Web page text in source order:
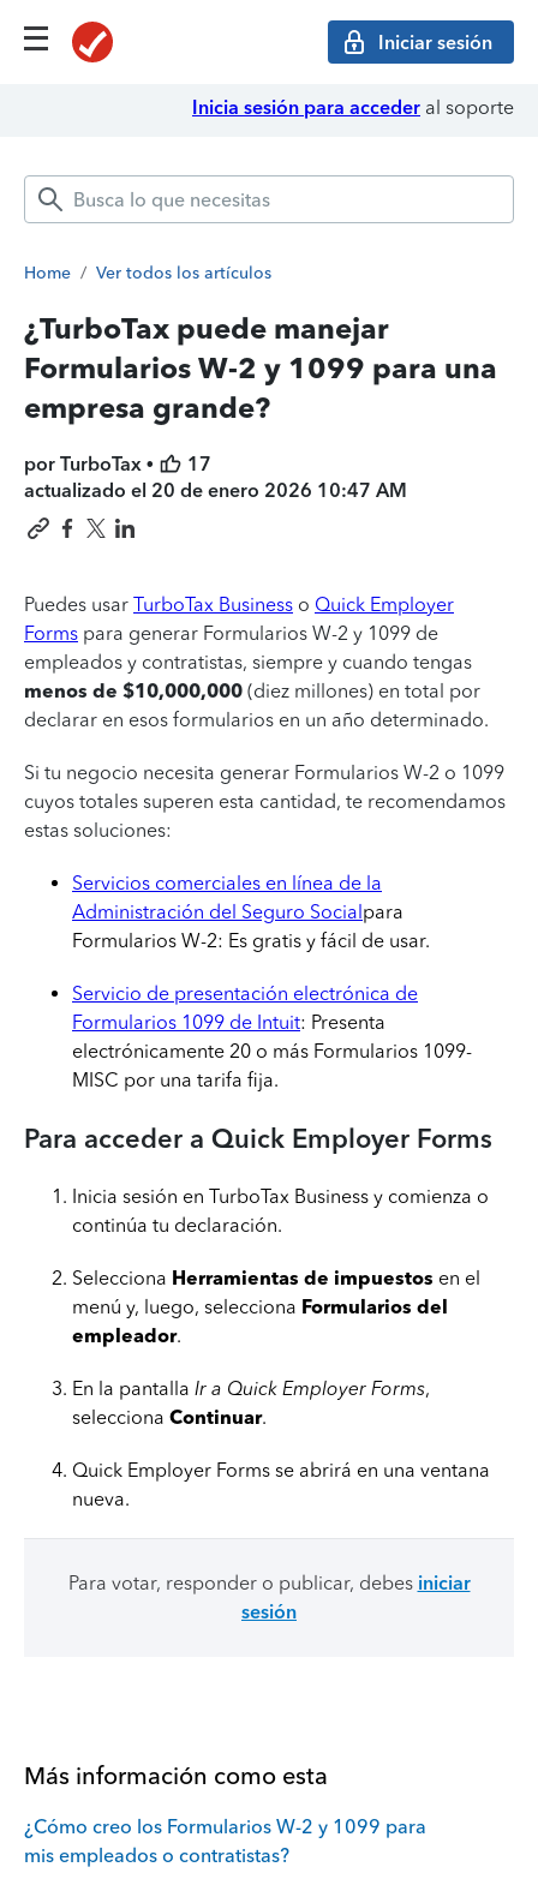
Iniciar sesión
Inicia sesión para acceder al soporte
Home / Ver todos los artículos
¿TurboTax puede manejar
Formularios W-2 y 1099 para una
empresa grande?
por TurboTax •
17
actualizado el 20 de enero 2026 10:47 AM
Puedes usar TurboTax Business o Quick Employer
Forms para generar Formularios W-2 y 1099 de
empleados y contratistas, siempre y cuando tengas
menos de $10,000,000 (diez millones) en total por
declarar en esos formularios en un año determinado.
Si tu negocio necesita generar Formularios W-2 o 1099
cuyos totales superen esta cantidad, te recomendamos
estas soluciones:
Servicios comerciales en línea de la
Administración del Seguro Socialpara
Formularios W-2: Es gratis y fácil de usar.
Servicio de presentación electrónica de
Formularios 1099 de Intuit: Presenta
electrónicamente 20 o más Formularios 1099-
MISC por una tarifa fija.
Para acceder a Quick Employer Forms
Inicia sesión en TurboTax Business y comienza o
continúa tu declaración.
Selecciona Herramientas de impuestos en el
menú y, luego, selecciona Formularios del
empleador.
En la pantalla Ir a Quick Employer Forms,
selecciona Continuar.
Quick Employer Forms se abrirá en una ventana
nueva.
Para votar, responder o publicar, debes iniciar
sesión
Más información como esta
¿Cómo creo los Formularios W-2 y 1099 para
mis empleados o contratistas?